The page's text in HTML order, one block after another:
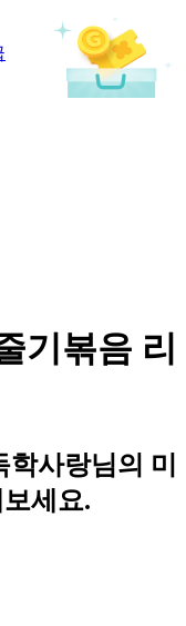
기볶음 리
사랑님의 미
세요.